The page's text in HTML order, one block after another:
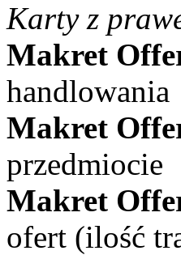
Karty z
Makret
handlowania
Makret
przedmiocie
Makret
ofert (ilość